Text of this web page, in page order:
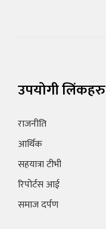
उपयोगी लिंकहरु
राजनीति
आर्थिक
सहयात्रा टीभी
रिपोर्टस आई
समाज दर्पण